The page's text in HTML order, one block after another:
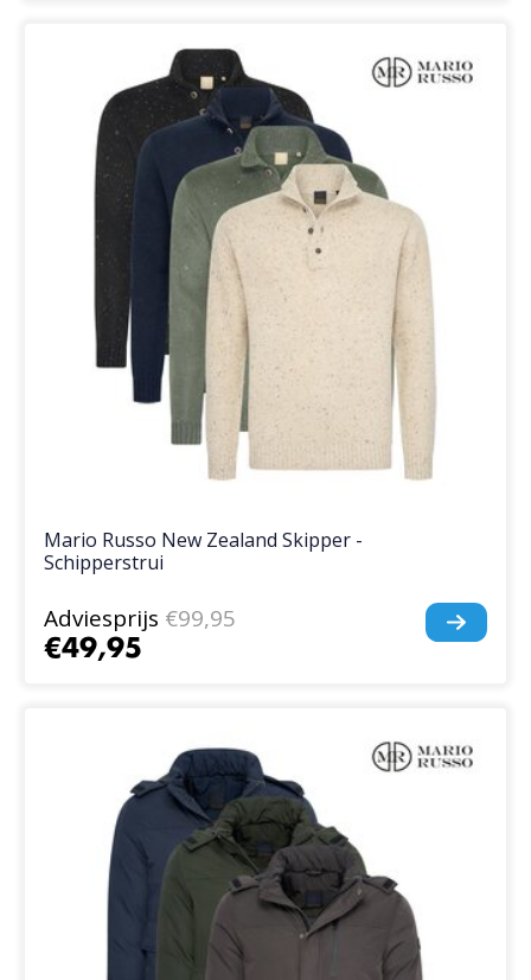
Mario Russo New Zealand Skipper -
Schipperstrui
Adviesprijs €99,95
€49,95